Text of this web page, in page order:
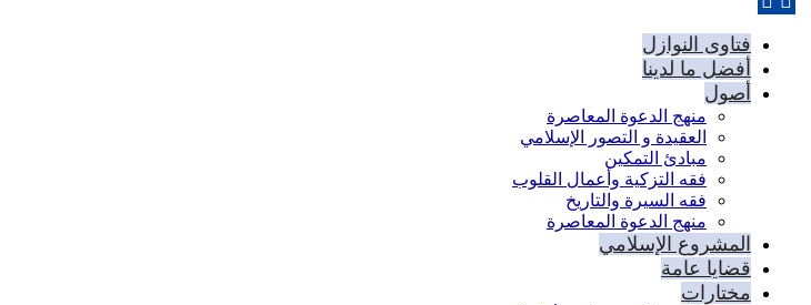
فتاوى النوازل
أفضل ما لدينا
أصول
منهج الدعوة المعاصرة
العقيدة و التصور الإسلامي
مبادئ التمكين
فقه التزكية وأعمال القلوب
فقه السيرة والتاريخ
منهج الدعوة المعاصرة
المشروع الإسلامي
قضايا عامة
مختارات